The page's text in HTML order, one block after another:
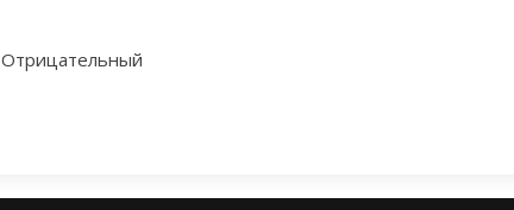
Отрицательный